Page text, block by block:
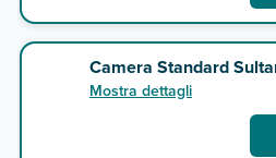
Camera Standard
Mostra dettagli